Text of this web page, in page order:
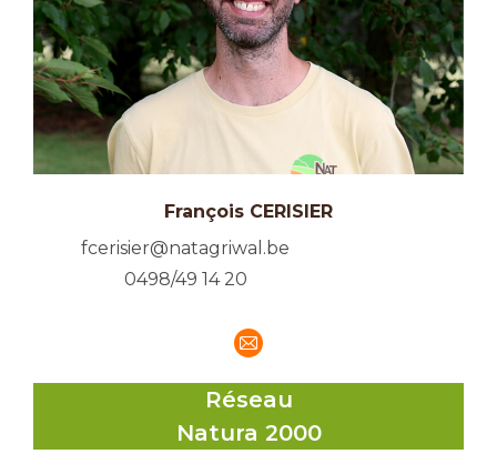
François CERISIER
fcerisier@natagriwal.be
0498/49 14 20
E-
mail
Réseau
Natura 2000